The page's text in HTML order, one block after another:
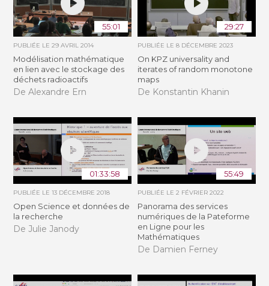
55:01
PUBLIÉE LE29 AVRIL 2014
Modélisation mathématique
en lien avec le stockage des
déchets radioactifs
De Alexandre Ern
29:27
PUBLIÉE LE 8 DÉCEMBRE 2023
On KPZ universality and
iterates of random monotone
maps
De Konstantin Khanin
01:33:58
PUBLIÉE LE13 DÉCEMBRE 2018
Open Science et données de
la recherche
De Julie Janody
55:49
PUBLIÉE LE 2 FÉVRIER 2022
Panorama des services
numériques de la Pateforme
en Ligne pour les
Mathématiques
De Damien Ferney